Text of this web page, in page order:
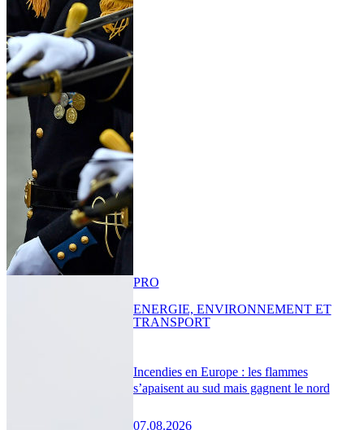
Incendies en Europe : les flammes
s’apaisent au sud mais gagnent le nord
07.08.2026
PRO
ENERGIE, ENVIRONNEMENT ET
TRANSPORT